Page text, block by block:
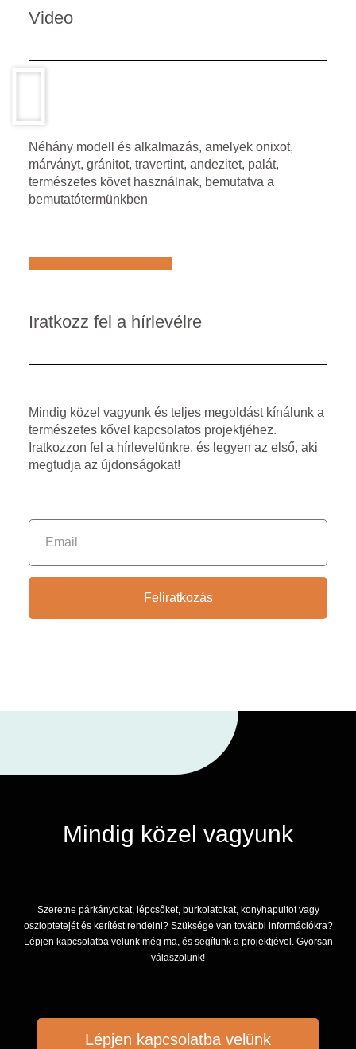
Video
Néhány modell és alkalmazás, amelyek onixot,
márványt, gránitot, travertint, andezitet, palát,
természetes követ használnak, bemutatva a
bemutatótermünkben
Iratkozz fel a hírlevélre
Mindig közel vagyunk és teljes megoldást kínálunk a
természetes kővel kapcsolatos projektjéhez.
Iratkozzon fel a hírlevelünkre, és legyen az első, aki
megtudja az újdonságokat!
Feliratkozás
Mindig közel vagyunk
Szeretne párkányokat, lépcsőket, burkolatokat, konyhapultot vagy
oszloptetejét és kerítést rendelni? Szüksége van további információkra?
Lépjen kapcsolatba velünk még ma, és segítünk a projektjével. Gyorsan
válaszolunk!
Lépjen kapcsolatba velünk